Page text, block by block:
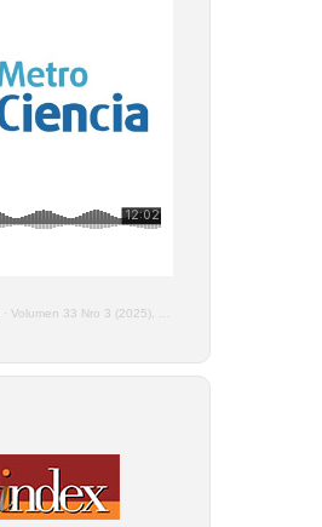
· Volumen 33 Nro 3 (2025), Enero - Marzo